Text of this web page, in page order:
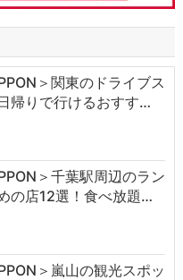
＞関東のドライブス
帰りで行けるおすす…
＞千葉駅周辺のラン
の店12選！食べ放題…
＞嵐山の観光スポッ